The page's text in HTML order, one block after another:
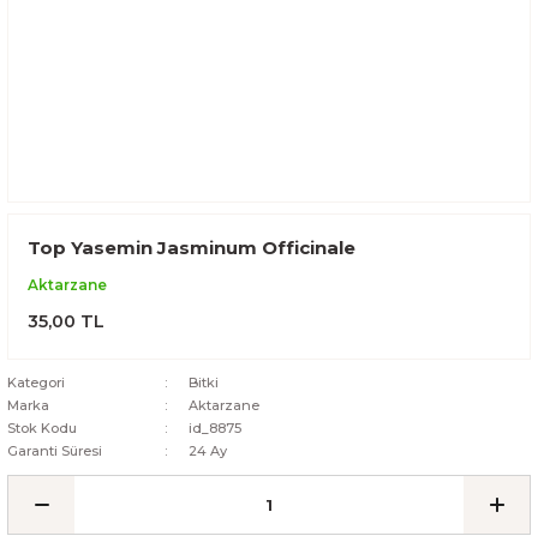
Top Yasemin Jasminum Officinale
Aktarzane
35,00 TL
Kategori
Bitki
Marka
Aktarzane
Stok Kodu
id_8875
Garanti Süresi
24 Ay